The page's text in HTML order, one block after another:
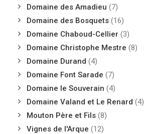
Domaine des Amadieu (7)
Domaine des Bosquets (16)
Domaine Chaboud-Cellier (3)
Domaine Christophe Mestre (8)
Domaine Durand (4)
Domaine Font Sarade (7)
Domaine le Souverain (4)
Domaine Valand et Le Renard (4)
Mouton Père et Fils (8)
Vignes de l'Arque (12)